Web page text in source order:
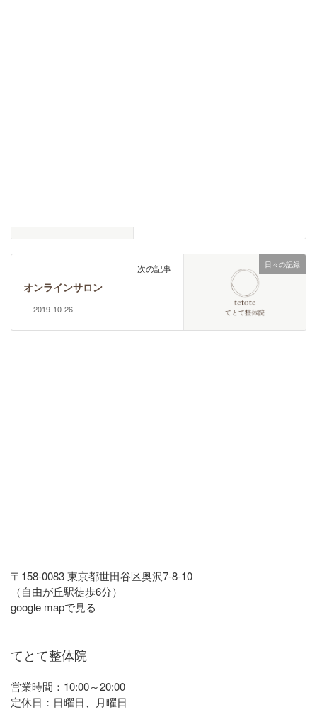
日々の記録
次の記事
オンラインサロン
2019-10-26
〒158-0083 東京都世田谷区奥沢7-8-10
（自由が丘駅徒歩6分）
google mapで見る
てとて整体院
営業時間：10:00～20:00
定休日：日曜日、月曜日